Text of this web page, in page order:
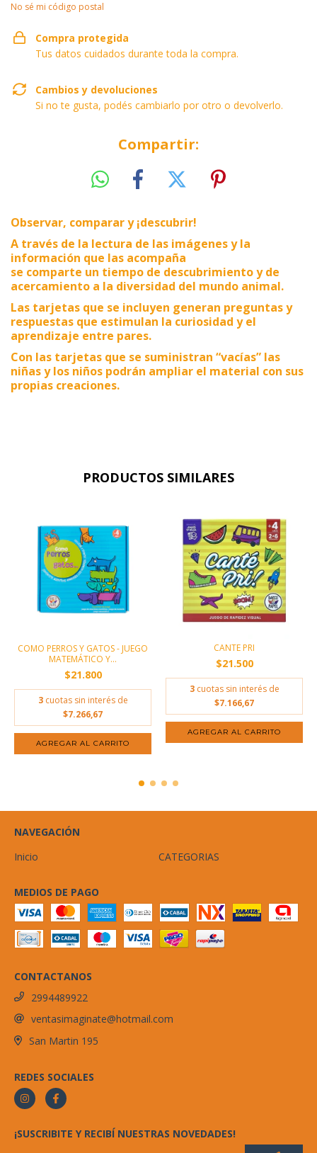
No sé mi código postal
Compra protegida
Tus datos cuidados durante toda la compra.
Cambios y devoluciones
Si no te gusta, podés cambiarlo por otro o devolverlo.
Compartir:
Observar, comparar y ¡descubrir!
A través de la lectura de las imágenes y la
información que las acompaña
se comparte un tiempo de descubrimiento y de
acercamiento a la diversidad del mundo animal.
Las tarjetas que se incluyen generan preguntas y
respuestas que estimulan la curiosidad y el
aprendizaje entre pares.
Con las tarjetas que se suministran “vacías” las
niñas y los niños podrán ampliar el material con sus
propias creaciones.
PRODUCTOS SIMILARES
COMO PERROS Y GATOS - JUEGO
MATEMÁTICO Y...
$21.800
3 cuotas sin interés de
$7.266,67
CANTE PRI
$21.500
3 cuotas sin interés de
$7.166,67
NAVEGACIÓN
Inicio
CATEGORIAS
MEDIOS DE PAGO
CONTACTANOS
2994489922
ventasimaginate@hotmail.com
San Martin 195
REDES SOCIALES
¡SUSCRIBITE Y RECIBÍ NUESTRAS NOVEDADES!